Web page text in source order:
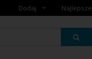
Dodaj
Najlepsze